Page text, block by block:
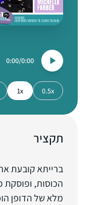
0:00
0:00
0.5x
1x
תקציר
ברייתא קובעת
הכוסות,
מלא של הדופן